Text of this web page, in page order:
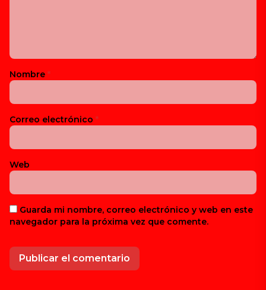
Nombre *
Correo electrónico *
Web
Guarda mi nombre, correo electrónico y web en este
navegador para la próxima vez que comente.